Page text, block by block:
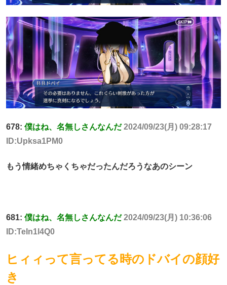
678: 僕はね、名無しさんなんだ 2024/09/23(月) 09:28:17
ID:Upksa1PM0
もう情緒めちゃくちゃだったんだろうなあのシーン
681: 僕はね、名無しさんなんだ 2024/09/23(月) 10:36:06
ID:TeIn1l4Q0
ヒィィって言ってる時のドバイの顔好
き